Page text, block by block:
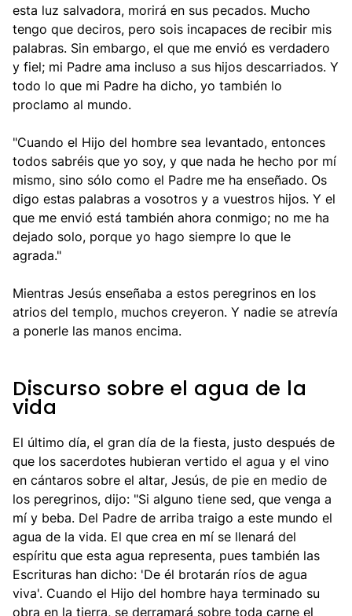
esta luz salvadora, morirá en sus pecados. Mucho
tengo que deciros, pero sois incapaces de recibir mis
palabras. Sin embargo, el que me envió es verdadero
y fiel; mi Padre ama incluso a sus hijos descarriados. Y
todo lo que mi Padre ha dicho, yo también lo
proclamo al mundo.
"Cuando el Hijo del hombre sea levantado, entonces
todos sabréis que yo soy, y que nada he hecho por mí
mismo, sino sólo como el Padre me ha enseñado. Os
digo estas palabras a vosotros y a vuestros hijos. Y el
que me envió está también ahora conmigo; no me ha
dejado solo, porque yo hago siempre lo que le
agrada."
Mientras Jesús enseñaba a estos peregrinos en los
atrios del templo, muchos creyeron. Y nadie se atrevía
a ponerle las manos encima.
Discurso sobre el agua de la
vida
El último día, el gran día de la fiesta, justo después de
que los sacerdotes hubieran vertido el agua y el vino
en cántaros sobre el altar, Jesús, de pie en medio de
los peregrinos, dijo: "Si alguno tiene sed, que venga a
mí y beba. Del Padre de arriba traigo a este mundo el
agua de la vida. El que crea en mí se llenará del
espíritu que esta agua representa, pues también las
Escrituras han dicho: 'De él brotarán ríos de agua
viva'. Cuando el Hijo del hombre haya terminado su
obra en la tierra, se derramará sobre toda carne el